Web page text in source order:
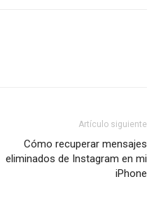
Artículo siguiente
Cómo recuperar mensajes
eliminados de Instagram en mi
iPhone